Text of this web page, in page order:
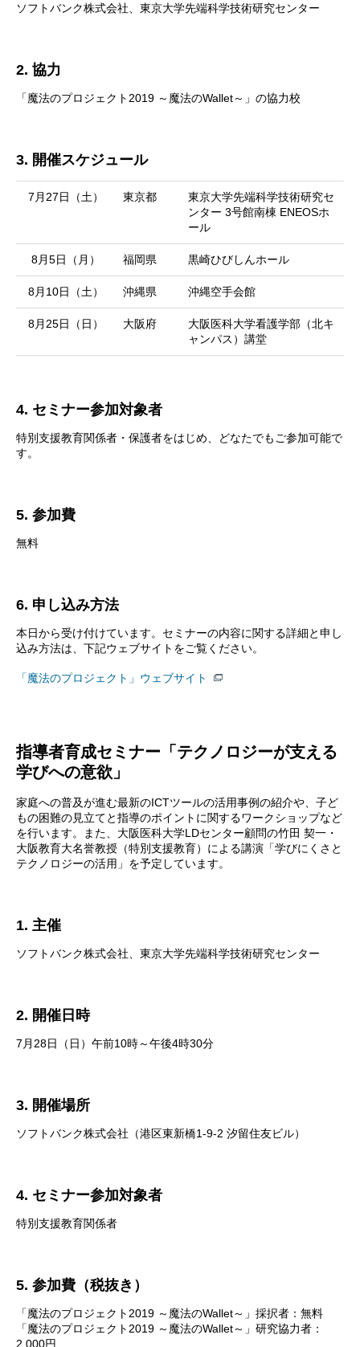
ソフトバンク株式会社、東京大学先端科学技術研究センター
2. 協力
「魔法のプロジェクト2019 ～魔法のWallet～」の協力校
3. 開催スケジュール
7月27日（土） 東京都
東京大学先端科学技術研究セ
ンター 3号館南棟 ENEOSホ
ール
8月5日（月） 福岡県 黒崎ひびしんホール
8月10日（土） 沖縄県 沖縄空手会館
8月25日（日） 大阪府
大阪医科大学看護学部（北キ
ャンパス）講堂
4. セミナー参加対象者
特別支援教育関係者・保護者をはじめ、どなたでもご参加可能で
す。
5. 参加費
無料
6. 申し込み方法
本日から受け付けています。セミナーの内容に関する詳細と申し
込み方法は、下記ウェブサイトをご覧ください。
「魔法のプロジェクト」ウェブサイト
指導者育成セミナー「テクノロジーが支える
学びへの意欲」
家庭への普及が進む最新のICTツールの活用事例の紹介や、子ど
もの困難の見立てと指導のポイントに関するワークショップなど
を行います。また、大阪医科大学LDセンター顧問の竹田 契一・
大阪教育大名誉教授（特別支援教育）による講演「学びにくさと
テクノロジーの活用」を予定しています。
1. 主催
ソフトバンク株式会社、東京大学先端科学技術研究センター
2. 開催日時
7月28日（日）午前10時～午後4時30分
3. 開催場所
ソフトバンク株式会社（港区東新橋1-9-2 汐留住友ビル）
4. セミナー参加対象者
特別支援教育関係者
5. 参加費（税抜き）
「魔法のプロジェクト2019 ～魔法のWallet～」採択者：無料
「魔法のプロジェクト2019 ～魔法のWallet～」研究協力者：
2,000円